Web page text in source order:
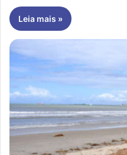
Leia mais »